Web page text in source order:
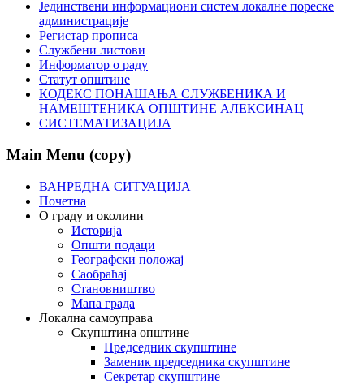
Јединствени информациони систем локалне пореске
администрације
Регистар прописа
Службени листови
Информатор о раду
Статут општине
КОДЕКС ПОНАШАЊА СЛУЖБЕНИКА И
НАМЕШТЕНИКА ОПШТИНЕ АЛЕКСИНАЦ
СИСТЕМАТИЗАЦИЈА
Main Menu (copy)
ВАНРЕДНА СИТУАЦИЈА
Почетна
О граду и околини
Историја
Општи подаци
Географски положај
Саобраћај
Становништво
Мапа града
Локална самоуправа
Скупштина општине
Председник скупштине
Заменик председника скупштине
Секретар скупштине